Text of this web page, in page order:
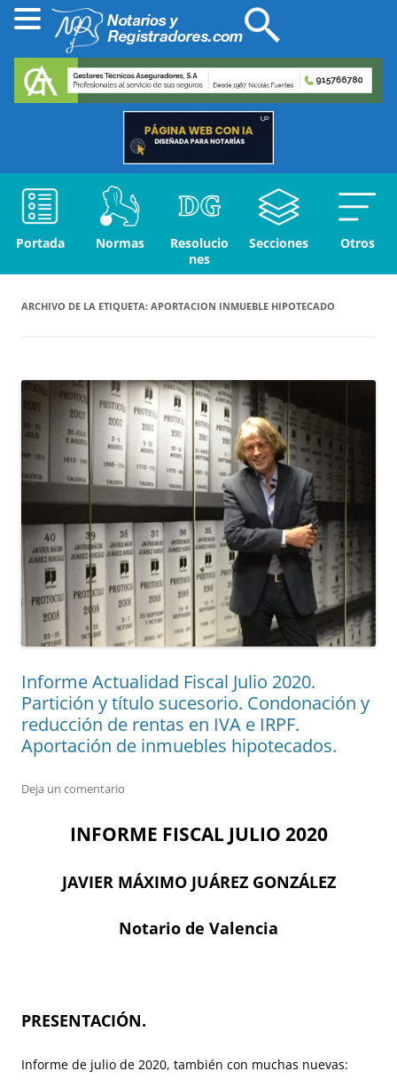
Portada Normas
Resolucio
nes
Secciones Otros
ARCHIVO DE LA ETIQUETA: APORTACION INMUEBLE HIPOTECADO
Informe Actualidad Fiscal Julio 2020.
Partición y título sucesorio. Condonación y
reducción de rentas en IVA e IRPF.
Aportación de inmuebles hipotecados.
Deja un comentario
INFORME FISCAL JULIO 2020
JAVIER MÁXIMO JUÁREZ GONZÁLEZ
Notario de Valencia
PRESENTACIÓN.
Informe de julio de 2020, también con muchas nuevas: